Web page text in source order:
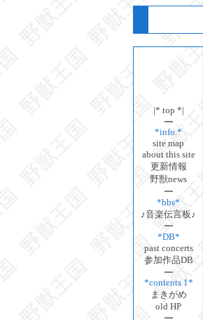
|* top *|
*info.*
site map
about this site
更新情報
野獣news
*bbs*
♪音楽伝言板♪
*DB*
past concerts
参加作品DB
*contents 1*
まきがめ
old HP